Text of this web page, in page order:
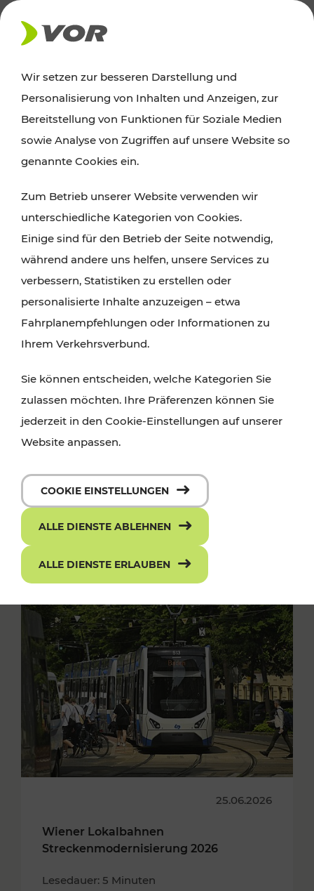
AKTUELLES
News
Alle wichtigen Meldungen zu Fahrplanänderungen,
finden Sie hier im Überblick.
25.06.2026
Wiener Lokalbahnen
Streckenmodernisierung 2026
Lesedauer: 5 Minuten
Wir setzen zur besseren Darstellung und
Personalisierung von Inhalten und Anzeigen, zur
Bereitstellung von Funktionen für Soziale Medien
sowie Analyse von Zugriffen auf unsere Website so
genannte Cookies ein.
Zum Betrieb unserer Website verwenden wir
unterschiedliche Kategorien von Cookies.
Einige sind für den Betrieb der Seite notwendig,
während andere uns helfen, unsere Services zu
verbessern, Statistiken zu erstellen oder
personalisierte Inhalte anzuzeigen – etwa
Fahrplanempfehlungen oder Informationen zu
Ihrem Verkehrsverbund.
Sie können entscheiden, welche Kategorien Sie
zulassen möchten. Ihre Präferenzen können Sie
jederzeit in den Cookie-Einstellungen auf unserer
Website anpassen.
COOKIE EINSTELLUNGEN
ALLE DIENSTE ABLEHNEN
ALLE DIENSTE ERLAUBEN